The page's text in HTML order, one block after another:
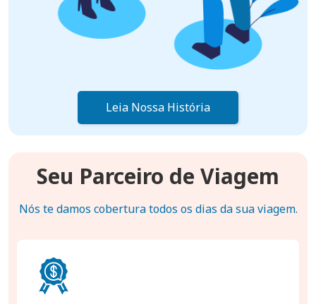
Leia Nossa História
Seu Parceiro de Viagem
Nós te damos cobertura todos os dias da sua viagem.